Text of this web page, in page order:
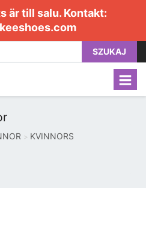
är till salu. Kontakt:
SZUKAJ
KVINNORS